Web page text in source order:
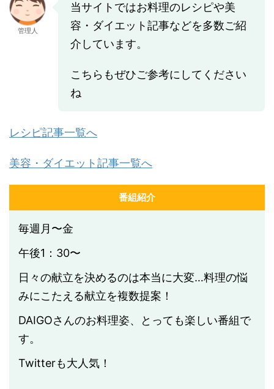
管理人
当サイトではお料理のレシピや美
容・ダイエット記事などを多数ご紹
介しています。
こちらもぜひご参考にしてください
ね
レシピ記事一覧へ
美容・ダイエット記事一覧へ
番組紹介
毎週月〜金
午後1：30〜
日々の献立を決めるのは本当に大変…料理の悩
みにこたえる献立を複数提案！
DAIGOさんのお料理姿、とっても楽しい番組で
す。
Twitterも大人気！